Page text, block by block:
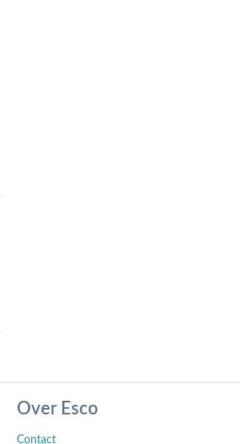
Over Esco
Contact